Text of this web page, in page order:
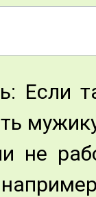
Если
не